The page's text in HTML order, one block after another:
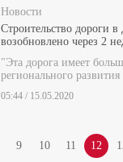
Новости
Строительство дороги
возобновлено через 2
"Эта дорога имеет
регионального
05:44 / 15.05.2020
9 10 11 12